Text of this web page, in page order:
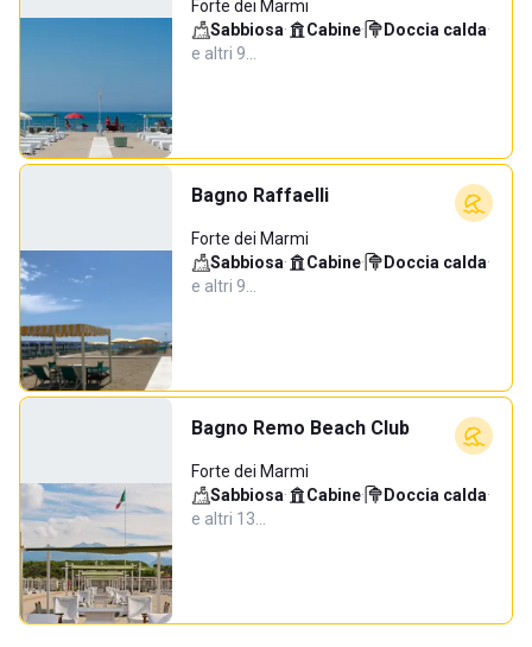
Forte dei Marmi
Sabbiosa· Cabine· Doccia calda·
e altri 9…
Bagno Raffaelli
Forte dei Marmi
Sabbiosa· Cabine· Doccia calda·
e altri 9…
Bagno Remo Beach Club
Forte dei Marmi
Sabbiosa· Cabine· Doccia calda·
e altri 13…